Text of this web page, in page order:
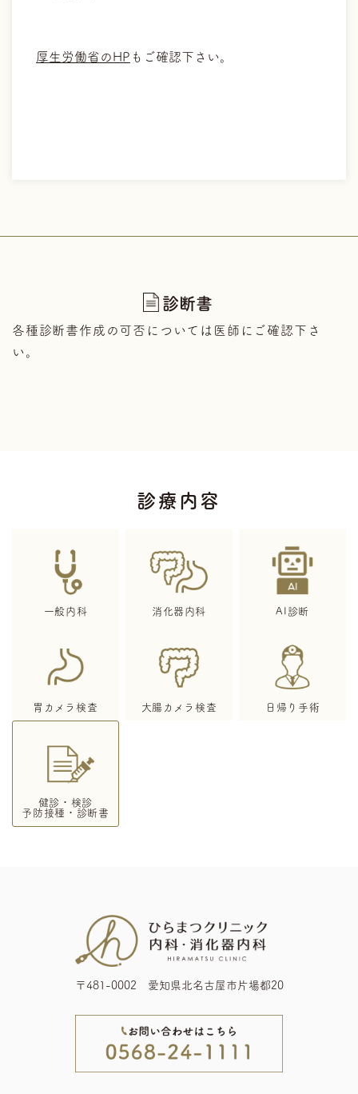
厚生労働省のHP もご確認下さい。
診断書
各種診断書作成の可否については医師にご確認下さ
い。
診療内容
一般内科 消化器内科 AI診断
胃カメラ検査 大腸カメラ検査 日帰り手術
健診・検診
予防接種・診断書
〒481-0002 愛知県北名古屋市片場都20